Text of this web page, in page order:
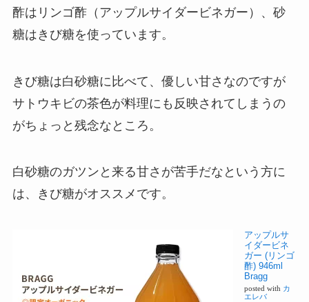
酢はリンゴ酢（アップルサイダービネガー）、砂
糖はきび糖を使っています。
きび糖は白砂糖に比べて、優しい甘さなのですが
サトウキビの茶色が料理にも反映されてしまうの
がちょっと残念なところ。
白砂糖のガツンと来る甘さが苦手だなという方に
は、きび糖がオススメです。
アップルサ
イダービネ
ガー (リンゴ
酢) 946ml
Bragg
posted with カ
エレバ